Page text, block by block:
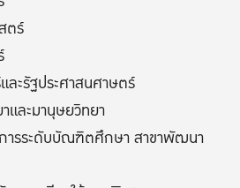
ตร์
ละรัฐประศาสนศาษตร์
และมานุษยวิทยา
ารระดับบัณฑิตศึกษา สาขาพัฒนา